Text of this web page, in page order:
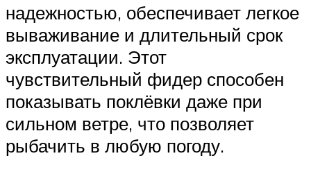
надежностью, обеспечивает легкое
вываживание и длительный срок
эксплуатации. Этот
чувствительный фидер способен
показывать поклёвки даже при
сильном ветре, что позволяет
рыбачить в любую погоду.